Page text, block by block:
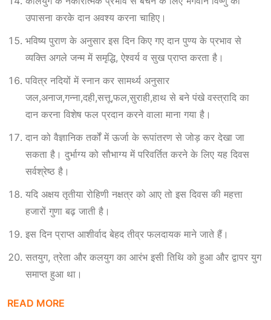
उपासना करके दान अवश्य करना चाहिए।
भविष्य पुराण के अनुसार इस दिन किए गए दान पुण्य के प्रभाव से
व्यक्ति अगले जन्म में समृद्धि, ऐश्वर्य व सुख प्राप्त करता है।
पवित्र नदियों में स्नान कर सामर्थ्य अनुसार
जल,अनाज,गन्ना,दही,सत्तू,फल,सुराही,हाथ से बने पंखे वस्त्रादि का
दान करना विशेष फल प्रदान करने वाला माना गया है।
दान को वैज्ञानिक तर्कों में ऊर्जा के रूपांतरण से जोड़ कर देखा जा
सकता है। दुर्भाग्य को सौभाग्य में परिवर्तित करने के लिए यह दिवस
सर्वश्रेष्ठ है।
यदि अक्षय तृतीया रोहिणी नक्षत्र को आए तो इस दिवस की महत्ता
हजारों गुणा बढ़ जाती है।
इस दिन प्राप्त आशीर्वाद बेहद तीव्र फलदायक माने जाते हैं।
सतयुग, त्रेता और कलयुग का आरंभ इसी तिथि को हुआ और द्वापर युग
समाप्त हुआ था।
READ MORE